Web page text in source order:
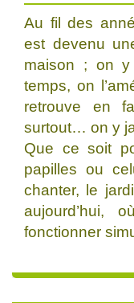
Au fil des
est devenu
maison ; on
temps, on
retrouve en
surtout… on y
Que ce soit
papilles ou
chanter, le
aujourd’hui,
fonctionner